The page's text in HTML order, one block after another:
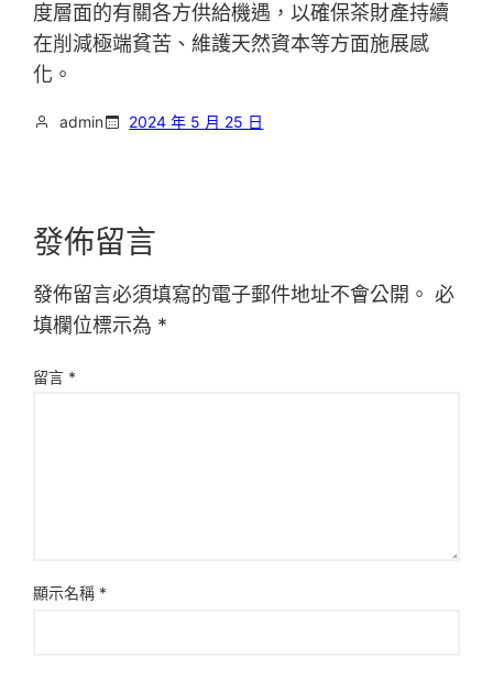
度層面的有關各方供給機遇，以確保茶財產持續
在削減極端貧苦、維護天然資本等方面施展感
化。
admin 2024 年 5 月 25 日
發佈留言
發佈留言必須填寫的電子郵件地址不會公開。 必
填欄位標示為 *
留言 *
顯示名稱 *